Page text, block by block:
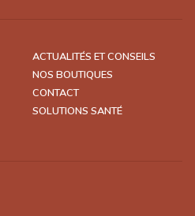
ACTUALITÉS ET CONSEILS
NOS BOUTIQUES
CONTACT
SOLUTIONS SANTÉ